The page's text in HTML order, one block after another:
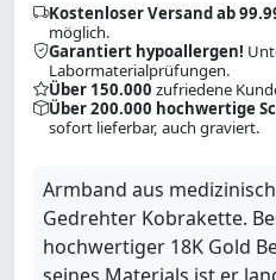
Kostenloser Versand ab
möglich.
Garantiert hypoallergen!
Labormaterialprüfungen.
Über 150.000 zufriedene
Über 200.000 hochwertige
sofort lieferbar, auch graviert.
Armband aus
Gedrehter Kobrakette.
hochwertiger 18K Gold
seines Materials ist er